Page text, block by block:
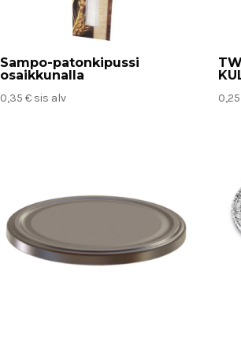
Sampo-patonkipussi
osaikkunalla
0,35€ sis alv